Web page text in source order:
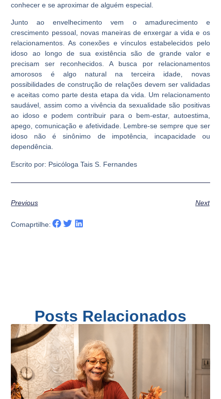
conhecer e se aproximar de alguém especial.
Junto ao envelhecimento vem o amadurecimento e
crescimento pessoal, novas maneiras de enxergar a vida e os
relacionamentos. As conexões e vínculos estabelecidos pelo
idoso ao longo de sua existência são de grande valor e
precisam ser reconhecidos. A busca por relacionamentos
amorosos é algo natural na terceira idade, novas
possibilidades de construção de relações devem ser validadas
e aceitas como parte desta etapa da vida. Um relacionamento
saudável, assim como a vivência da sexualidade são positivas
ao idoso e podem contribuir para o bem-estar, autoestima,
apego, comunicação e afetividade. Lembre-se sempre que ser
idoso não é sinônimo de impotência, incapacidade ou
dependência.
Escrito por: Psicóloga Tais S. Fernandes
Previous Next
Comaprtilhe:
Posts Relacionados